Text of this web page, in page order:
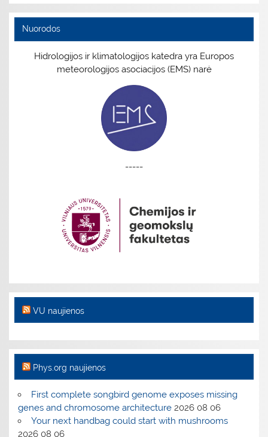
Nuorodos
Hidrologijos ir klimatologijos katedra yra Europos
meteorologijos asociacijos (EMS) narė
-----
VU naujienos
Phys.org naujienos
First complete songbird genome exposes missing
genes and chromosome architecture 2026 08 06
Your next handbag could start with mushrooms
2026 08 06